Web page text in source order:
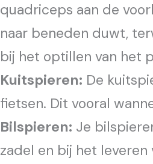
quadriceps aan de
naar beneden duwt,
bij het optillen van het
Kuitspieren: De
fietsen. Dit vooral
Bilspieren: Je
zadel en bij het